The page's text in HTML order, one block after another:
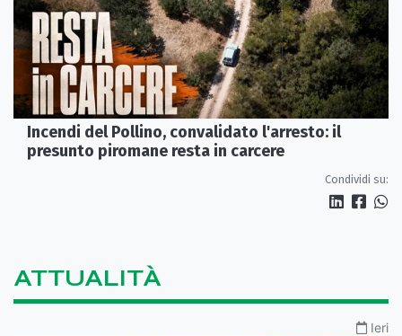
Incendi del Pollino, convalidato l'arresto: il
presunto piromane resta in carcere
Condividi su:
ATTUALITÀ
Ieri